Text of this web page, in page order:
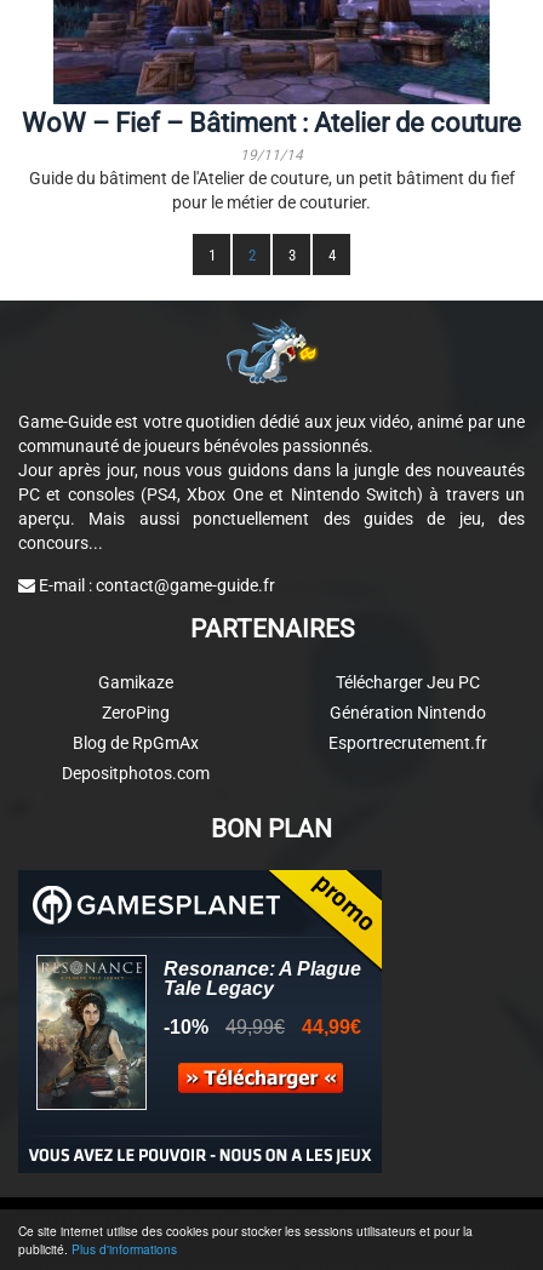
Ce site internet utilise des cookies pour stocker les sessions utilisateurs et pour la
publicité. Plus d'informations
WoW – Fief – Bâtiment : Atelier de couture
19/11/14
Guide du bâtiment de l'Atelier de couture, un petit bâtiment du fief
pour le métier de couturier.
1 2 3 4
Game-Guide est votre quotidien dédié aux jeux vidéo, animé par une
communauté de joueurs bénévoles passionnés.
Jour après jour, nous vous guidons dans la jungle des nouveautés
PC et consoles (PS4, Xbox One et Nintendo Switch) à travers un
aperçu. Mais aussi ponctuellement des guides de jeu, des
concours...
E-mail :contact@game-guide.fr
PARTENAIRES
Gamikaze
ZeroPing
Blog de RpGmAx
Depositphotos.com
Télécharger Jeu PC
Génération Nintendo
Esportrecrutement.fr
BON PLAN